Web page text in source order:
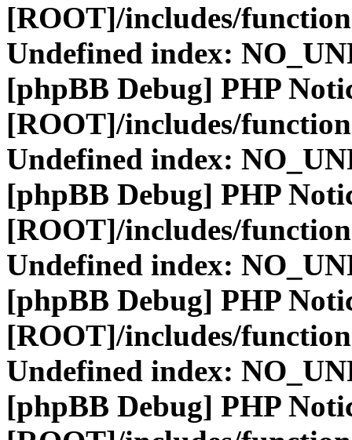
[ROOT]/includes/
Undefined index:
[phpBB Debug] PHP
[ROOT]/includes/
Undefined index:
[phpBB Debug] PHP
[ROOT]/includes/
Undefined index:
[phpBB Debug] PHP
[ROOT]/includes/
Undefined index:
[phpBB Debug] PHP